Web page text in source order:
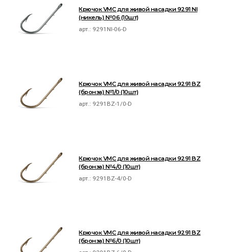
Крючок VMC для живой насадки 9291 NI
(никель) №06 (10шт)
арт.: 9291NI-06-D
Крючок VMC для живой насадки 9291 BZ
(бронза) №1/0 (10шт)
арт.: 9291BZ-1/0-D
Крючок VMC для живой насадки 9291 BZ
(бронза) №4/0 (10шт)
арт.: 9291BZ-4/0-D
Крючок VMC для живой насадки 9291 BZ
(бронза) №6/0 (10шт)